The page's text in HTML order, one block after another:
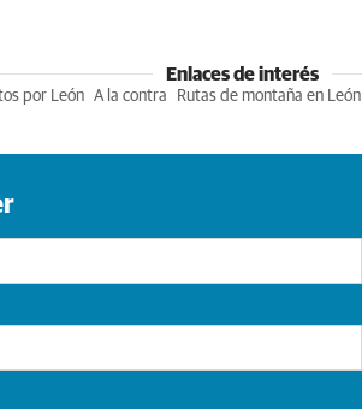
Enlaces de interés
por León A la contra Rutas de montaña en León